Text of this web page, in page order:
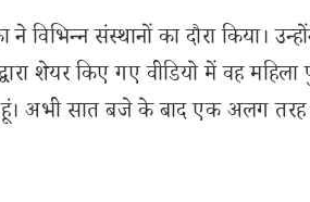
विभिन्न संस्थानों का दौरा किया।
शेयर किए गए वीडियो में वह
अभी सात बजे के बाद एक अलग तरह